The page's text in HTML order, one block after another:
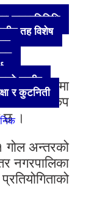
जनप्रतिनिधि
तह विशेष
तस्वीर
र कुटनिती
मदतमा
गोल्डकप
छ ।
गोल अन्तरको
नगरपालिका